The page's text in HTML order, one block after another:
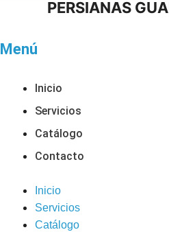
PERSIANAS
Menú
Inicio
Servicios
Catálogo
Contacto
Inicio
Servicios
Catálogo